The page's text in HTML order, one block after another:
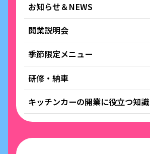
お知らせ＆NEWS
開業説明会
季節限定メニュー
研修・納車
キッチンカーの開業に役立つ知識